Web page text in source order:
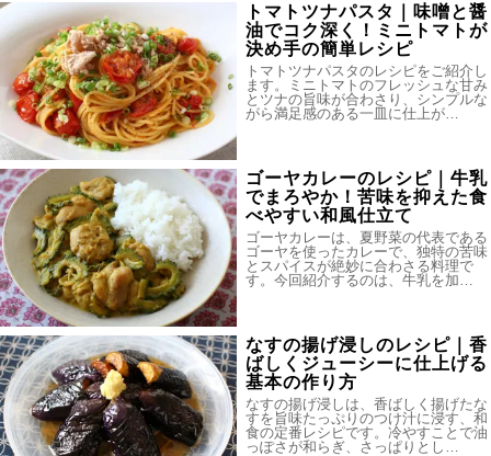
トマトツナパスタ｜味噌と醤
油でコク深く！ミニトマトが
決め手の簡単レシピ
トマトツナパスタのレシピをご紹介し
ます。ミニトマトのフレッシュな甘み
とツナの旨味が合わさり、シンプルな
がら満足感のある一皿に仕上が…
ゴーヤカレーのレシピ｜牛乳
でまろやか！苦味を抑えた食
べやすい和風仕立て
ゴーヤカレーは、夏野菜の代表である
ゴーヤを使ったカレーで、独特の苦味
とスパイスが絶妙に合わさる料理で
す。今回紹介するのは、牛乳を加…
なすの揚げ浸しのレシピ｜香
ばしくジューシーに仕上げる
基本の作り方
なすの揚げ浸しは、香ばしく揚げたな
すを旨味たっぷりのつけ汁に浸す、和
食の定番レシピです。冷やすことで油
っぽさが和らぎ、さっぱりとし…